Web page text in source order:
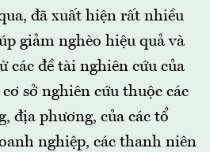
đã xuất hiện rất nhiều
giảm nghèo hiệu quả và
các đề tài nghiên cứu của
sở nghiên cứu thuộc các
địa phương, của các tổ
nghiệp, các thanh niên